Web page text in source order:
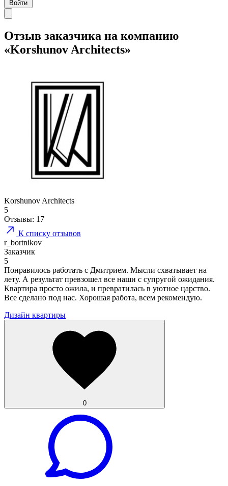
Войти
Отзыв заказчика на компанию
«Korshunov Architects»
Korshunov Architects
5
Отзывы: 17
К списку отзывов
r_bortnikov
Заказчик
5
Понравилось работать с Дмитрием. Мысли схватывает на
лету. А результат превзошел все наши с супругой ожидания.
Квартира просто ожила, и превратилась в уютное царство.
Все сделано под нас. Хорошая работа, всем рекомендую.
Дизайн квартиры
0